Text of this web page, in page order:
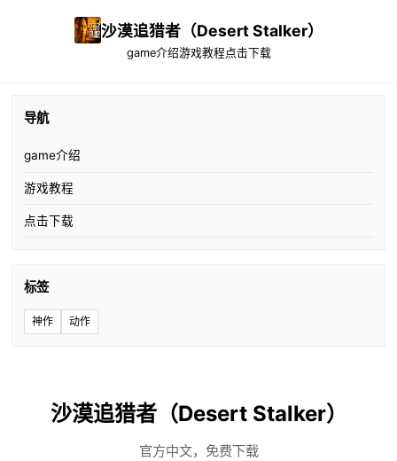
沙漠追猎者（Desert Stalker）
game介绍游戏教程点击下载
导航
game介绍
游戏教程
点击下载
标签
神作 动作
沙漠追猎者（Desert Stalker）
官方中文，免费下载